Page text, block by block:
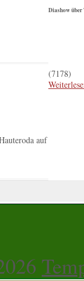
auf
Diashow
(7178)